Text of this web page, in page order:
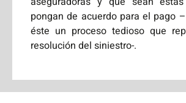
pongan de acuerdo para el pago
éste un proceso tedioso que
resolución del siniestro-.